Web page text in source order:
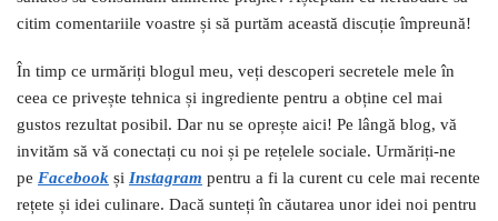
citim comentariile voastre și să purtăm această discuție împreună!
În timp ce urmăriți blogul meu, veți descoperi secretele mele în
ceea ce privește tehnica și ingrediente pentru a obține cel mai
gustos rezultat posibil. Dar nu se oprește aici! Pe lângă blog, vă
invităm să vă conectați cu noi și pe rețelele sociale. Urmăriți-ne
pe Facebook și Instagram pentru a fi la curent cu cele mai recente
rețete și idei culinare. Dacă sunteți în căutarea unor idei noi pentru